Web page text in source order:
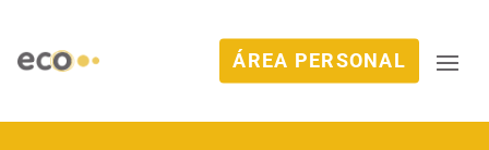
ÁREA PERSONAL